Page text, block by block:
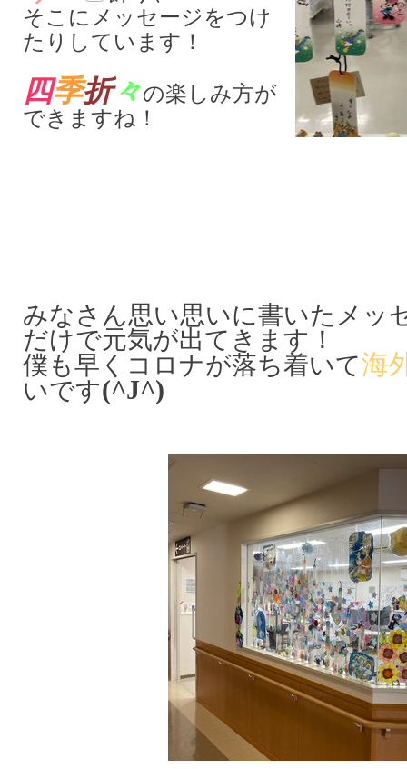
そこにメッセージをつけ
たりしています！
四季折々の楽しみ方が
できますね！
みなさん思い思いに書いたメッ
だけで元気が出てきます！
僕も早くコロナが落ち着いて海
いです(^J^)